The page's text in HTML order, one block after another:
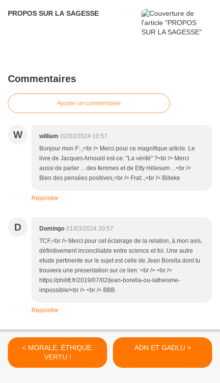
PROPOS SUR LA SAGESSE
Commentaires
Ajouter un commentaire
W william 02/03/2024 10:57
Bonjour mon F:.,<br /> Merci pour ce magnifique article. Le
livre de Jacques Arnould est-ce: "La vérité" ?<br /> Merci
aussi de parler ... des femmes et de Etty Hillesum ...<br />
Bien des pensées positives,<br /> Frat:.,<br /> Billeke
Répondre
D Domingo 01/03/2024 20:57
TCF,<br /> Merci pour cet éclairage de la relation, à mon avis,
définitivement inconciliable entre science et foi. Une autre
etude pertinente sur le sujet est celle de Jean Borella dont tu
trouvera une presentation sur ce lien: <br /> <br />
https://philitt.fr/2019/07/02/jean-borella-ou-latheisme-
impossible/<br /> <br /> BBB
Répondre
< MORALE, ÉTHIQUE,
VERTU !
ADN ET GADLU >